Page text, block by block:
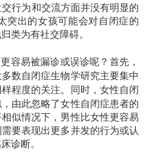
交行为和交流方面并没有明显的
突出的女孩可能会对自闭症的
类为有社交障碍。
容易被漏诊或误诊呢？首先，
数自闭症生物学研究主要集中
程度的关注。同时，女性自闭
由此忽略了女性自闭症患者的
似情况下，男性比女性更容易
要表现出更多并发的行为或认
诊断。